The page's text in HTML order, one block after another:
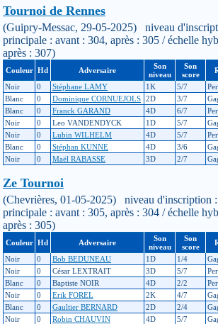
Tournoi de Rennes
(Guipry-Messac, 29-05-2025) niveau
principale : avant : 304, après : 305 / échelle
après : 307)
Couleur Hd Adversaire
Son
niveau
Son
score
Noir
0 Stéphane LAMY 1K 5/7
Blanc
0 Dominique CORNUEJOLS 2D 3/7
Blanc
0 Franck GARAND 4D 6/7
Noir
0 Leo VANDENDYCK 1D 5/7
Noir
0 Lubin WILHELM 4D 5/7
Blanc
0 Stéphan KUNNE 4D 3/6
Noir
0 Maël RABASSE 3D 2/7
Ze Tournoi
(Chevrières, 01-05-2025) niveau d'inscription
principale : avant : 305, après : 304 / échelle
après : 305)
Couleur Hd Adversaire
Son
niveau
Son
score
Noir
0 Bob BEDUNEAU 1D 1/4
Noir
0 César LEXTRAIT 3D 5/7
Blanc
0 Baptiste NOIR 4D 2/2
Noir
0 Erik FOREL 2K 4/7
Blanc
0 Gaultier BERNARD 2D 2/4
Noir
0 Robin CHAUVIN 4D 5/7